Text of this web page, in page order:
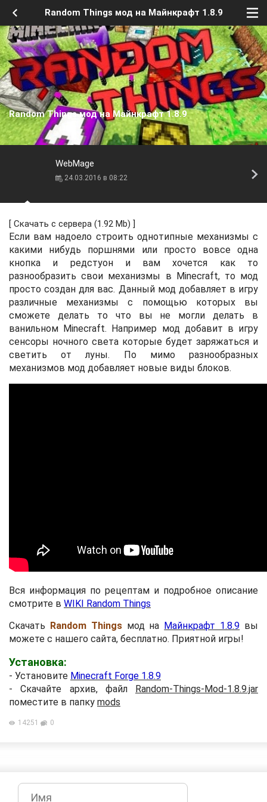
Random Things мод на Майнкрафт 1.8.9
Random Things мод на Майнкрафт 1.8.9
WebMage
24.03.2016 в 08:22
[ Скачать с сервера (1.92 Mb) ]
Если вам надоело строить однотипные механизмы с
какими нибудь поршнями или просто вовсе одна
кнопка и редстуон и вам хочется как то
разнообразить свои механизмы в Minecraft, то мод
просто создан для вас. Данный мод добавляет в игру
различные механизмы с помощью которых вы
сможете делать то что вы не могли делать в
ванильном Minecraft. Например мод добавит в игру
сенсоры ночного света которые будет заряжаться и
светить от луны. По мимо разнообразных
механизмов мод добавляет новые виды блоков.
Вся информация по рецептам и подробное описание
смотрите в WIKI Random Things
Скачать Random Thingsмод на Майнкрафт 1.8.9 вы
можете с нашего сайта, бесплатно. Приятной игры!
Установка:
- Установите Minecraft Forge 1.8.9
- Скачайте архив, файл Random-Things-Mod-1.8.9.jar
поместите в папку mods
14251 0